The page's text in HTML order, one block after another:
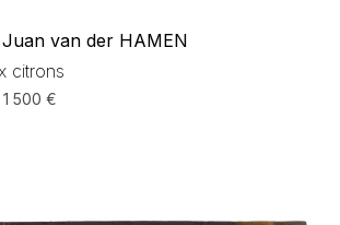
van der HAMEN
citrons
1 500 €